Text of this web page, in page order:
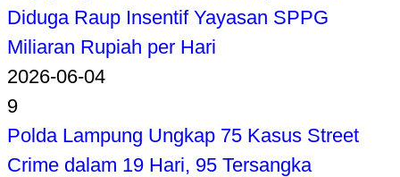
Diduga Raup Insentif Yayasan SPPG
Miliaran Rupiah per Hari
2026-06-04
9
Polda Lampung Ungkap 75 Kasus Street
Crime dalam 19 Hari, 95 Tersangka